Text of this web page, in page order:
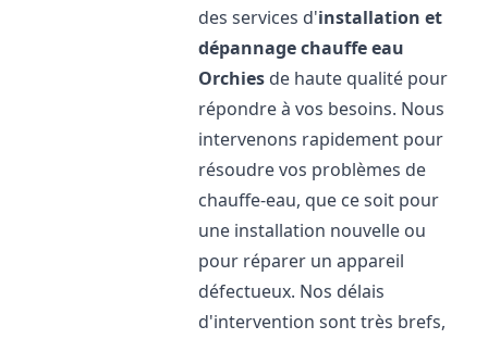
des services d'installation et
dépannage chauffe eau
Orchies de haute qualité pour
répondre à vos besoins. Nous
intervenons rapidement pour
résoudre vos problèmes de
chauffe-eau, que ce soit pour
une installation nouvelle ou
pour réparer un appareil
défectueux. Nos délais
d'intervention sont très brefs,